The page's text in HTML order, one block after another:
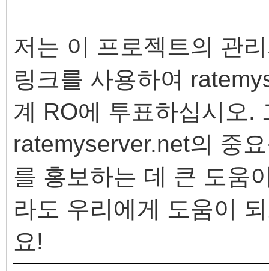
저는 이 프로젝트의 관
링크를 사용하여
계 RO에 투표하십시오.
ratemyserver.net의 중
를 홍보하는 데 큰 도움
라도 우리에게 도움이
요!